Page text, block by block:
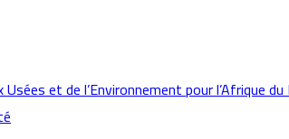
et de l’Environnement pour l’Afrique